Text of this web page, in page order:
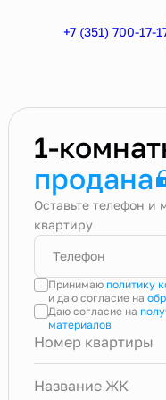
+7 (351) 700-17-
1-
продана
Оставьте телефон
квартиру
Принимаю политику
и даю согласие на
Даю согласие на
материалов
Номер квартиры
Название ЖК